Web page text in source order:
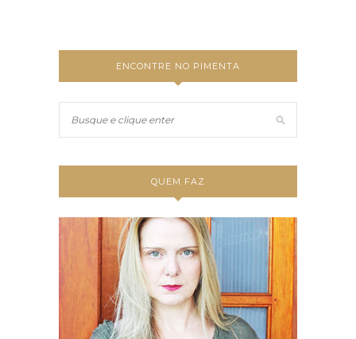
ENCONTRE NO PIMENTA
QUEM FAZ